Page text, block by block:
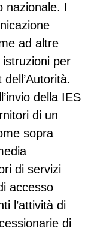
nazionale. I
ad altre
per
della IES
di un
sopra
di servizi
accesso
l’attività di
di